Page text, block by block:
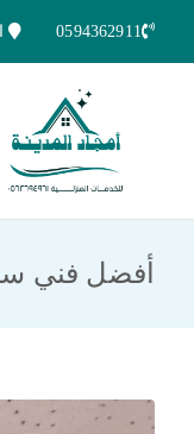
0594362911
أفضل فني